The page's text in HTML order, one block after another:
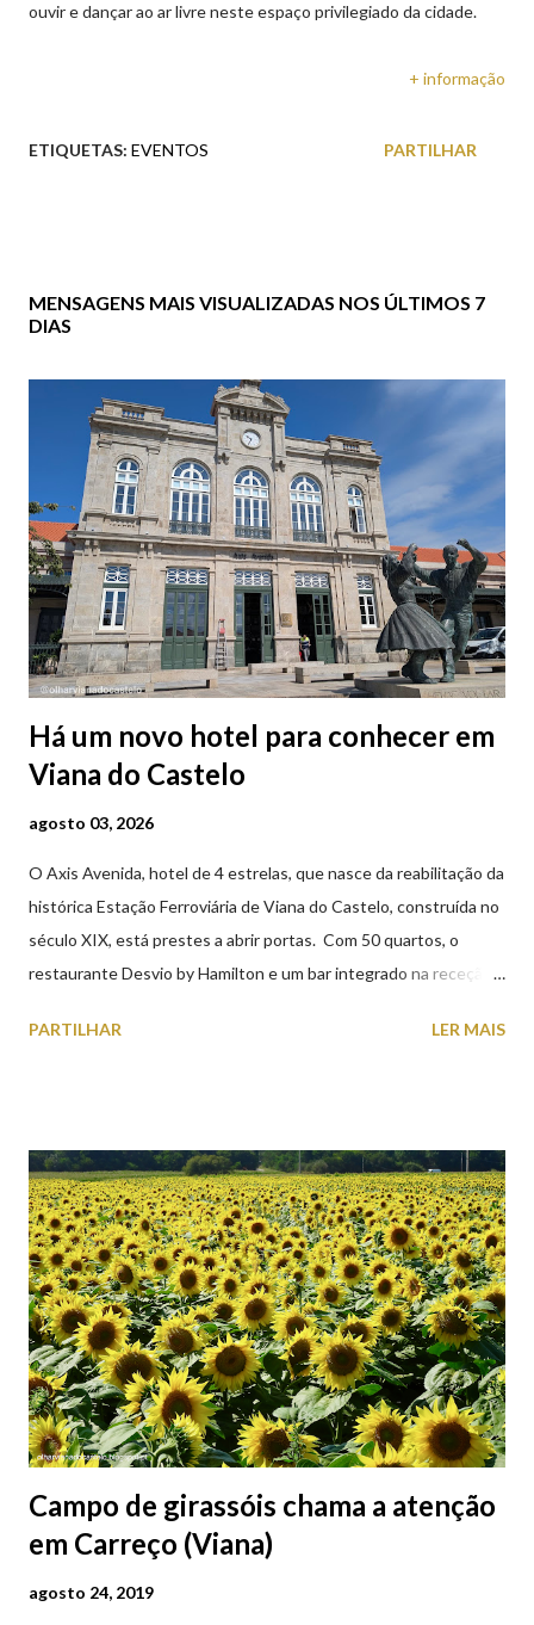
ouvir e dançar ao ar livre neste espaço privilegiado da cidade.
+ informação
ETIQUETAS: EVENTOS PARTILHAR
MENSAGENS MAIS VISUALIZADAS NOS ÚLTIMOS 7
DIAS
Há um novo hotel para conhecer em
Viana do Castelo
agosto 03, 2026
O Axis Avenida, hotel de 4 estrelas, que nasce da reabilitação da
histórica Estação Ferroviária de Viana do Castelo, construída no
século XIX, está prestes a abrir portas. Com 50 quartos, o
restaurante Desvio by Hamilton e um bar integrado na receção,
peças históricas cedidas pela IP Património que homenageiam a
PARTILHAR LER MAIS
Campo de girassóis chama a atenção
em Carreço (Viana)
agosto 24, 2019